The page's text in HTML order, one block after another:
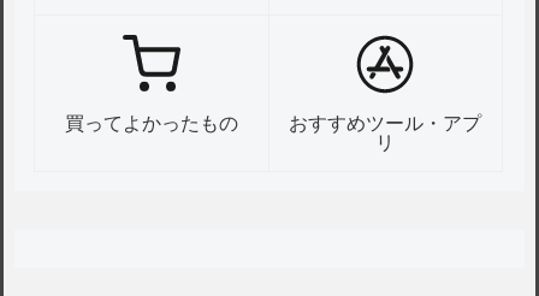
買ってよかったもの
おすすめツール・アプ
リ